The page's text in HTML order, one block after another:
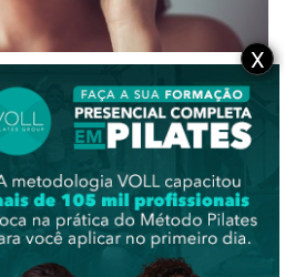
que atrapalha sua aula
Neurológica,Sem Categoria
(Epidor), feito pela Faculdade de
de São Paulo (USP), revelou que
dor nas costas por mais de três
adequado. Existem três tipos de
X